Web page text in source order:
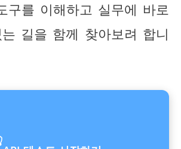
구를 이해하고 실무에 바로
길을 함께 찾아보려 합니